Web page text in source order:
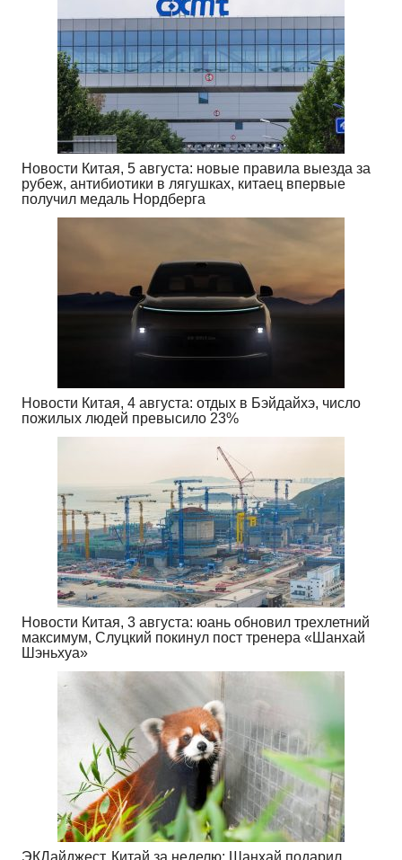
Новости Китая, 5 августа: новые правила выезда за
рубеж, антибиотики в лягушках, китаец впервые
получил медаль Нордберга
Новости Китая, 4 августа: отдых в Бэйдайхэ, число
пожилых людей превысило 23%
Новости Китая, 3 августа: юань обновил трехлетний
максимум, Слуцкий покинул пост тренера «Шанхай
Шэньхуа»